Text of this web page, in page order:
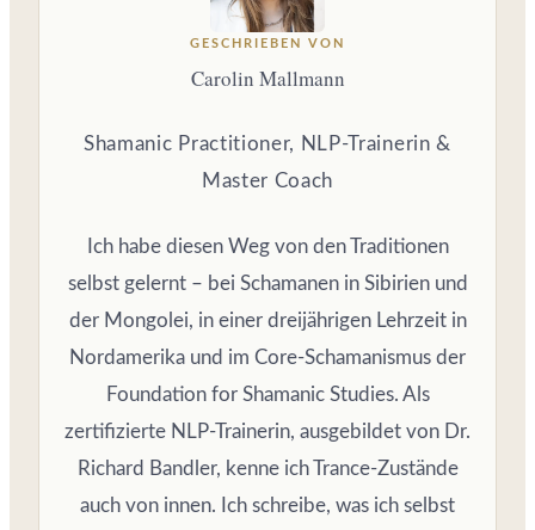
GESCHRIEBEN VON
Carolin Mallmann
Shamanic Practitioner, NLP-Trainerin &
Master Coach
Ich habe diesen Weg von den Traditionen
selbst gelernt – bei Schamanen in Sibirien und
der Mongolei, in einer dreijährigen Lehrzeit in
Nordamerika und im Core-Schamanismus der
Foundation for Shamanic Studies. Als
zertifizierte NLP-Trainerin, ausgebildet von Dr.
Richard Bandler, kenne ich Trance-Zustände
auch von innen. Ich schreibe, was ich selbst